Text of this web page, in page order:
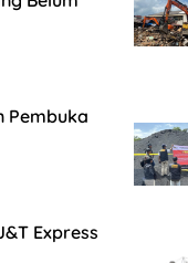
Pembuka
Express